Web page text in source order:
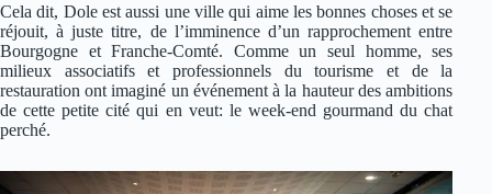
Cela dit, Dole est aussi une ville qui aime les bonnes choses et se
réjouit, à juste titre, de l’imminence d’un rapprochement entre
Bourgogne et Franche-Comté. Comme un seul homme, ses
milieux associatifs et professionnels du tourisme et de la
restauration ont imaginé un événement à la hauteur des ambitions
de cette petite cité qui en veut: le week-end gourmand du chat
perché.